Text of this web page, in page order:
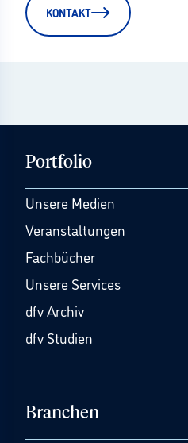
KONTAKT
Portfolio
Unsere Medien
Veranstaltungen
Fachbücher
Unsere Services
dfv Archiv
dfv Studien
Branchen